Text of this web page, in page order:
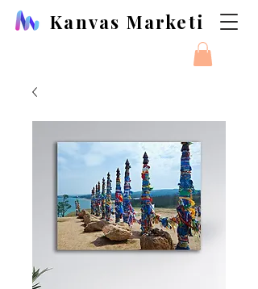
Kanvas Marketi